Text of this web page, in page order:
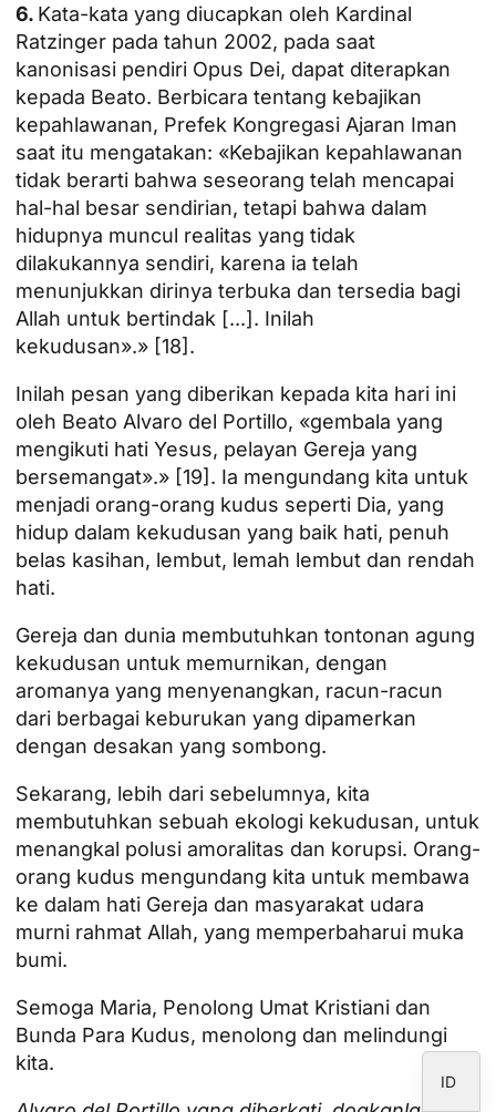
6. Kata-kata yang diucapkan oleh Kardinal
Ratzinger pada tahun 2002, pada saat
kanonisasi pendiri Opus Dei, dapat diterapkan
kepada Beato. Berbicara tentang kebajikan
kepahlawanan, Prefek Kongregasi Ajaran Iman
saat itu mengatakan: «Kebajikan kepahlawanan
tidak berarti bahwa seseorang telah mencapai
hal-hal besar sendirian, tetapi bahwa dalam
hidupnya muncul realitas yang tidak
dilakukannya sendiri, karena ia telah
menunjukkan dirinya terbuka dan tersedia bagi
Allah untuk bertindak [...]. Inilah
kekudusan».» [18] .
Inilah pesan yang diberikan kepada kita hari ini
oleh Beato Alvaro del Portillo, «gembala yang
mengikuti hati Yesus, pelayan Gereja yang
bersemangat».» [19] . Ia mengundang kita untuk
menjadi orang-orang kudus seperti Dia, yang
hidup dalam kekudusan yang baik hati, penuh
belas kasihan, lembut, lemah lembut dan rendah
hati.
Gereja dan dunia membutuhkan tontonan agung
kekudusan untuk memurnikan, dengan
aromanya yang menyenangkan, racun-racun
dari berbagai keburukan yang dipamerkan
dengan desakan yang sombong.
Sekarang, lebih dari sebelumnya, kita
membutuhkan sebuah ekologi kekudusan, untuk
menangkal polusi amoralitas dan korupsi. Orang-
orang kudus mengundang kita untuk membawa
ke dalam hati Gereja dan masyarakat udara
murni rahmat Allah, yang memperbaharui muka
bumi.
Semoga Maria, Penolong Umat Kristiani dan
Bunda Para Kudus, menolong dan melindungi
kita.
ID
ES
FR
PT
RU